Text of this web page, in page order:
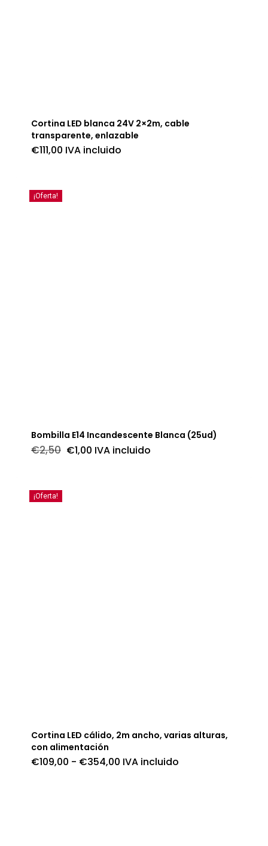
Cortina LED blanca 24V 2×2m, cable
transparente, enlazable
€111,00 IVA incluido
¡Oferta!
Bombilla E14 Incandescente Blanca (25ud)
€2,50 El
precio
€1,00ElIVA incluido
¡Oferta!
Cortina LED cálido, 2m ancho, varias alturas,
con alimentación
€109,00 - €354,00Rango
IVA incluido